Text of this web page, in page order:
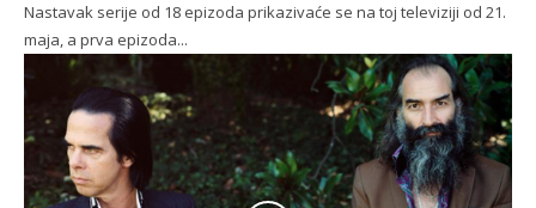
Nastavak serije od 18 epizoda prikazivaće se na toj televiziji od 21.
maja, a prva epizoda...